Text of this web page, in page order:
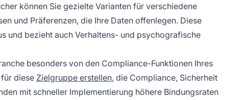
können Sie gezielte Varianten für verschiedene
und Präferenzen, die Ihre Daten offenlegen. Diese
und bezieht auch Verhaltens- und psychografische
besonders von den Compliance-Funktionen Ihres
diese Zielgruppe erstellen, die Compliance, Sicherheit
mit schneller Implementierung höhere Bindungsraten